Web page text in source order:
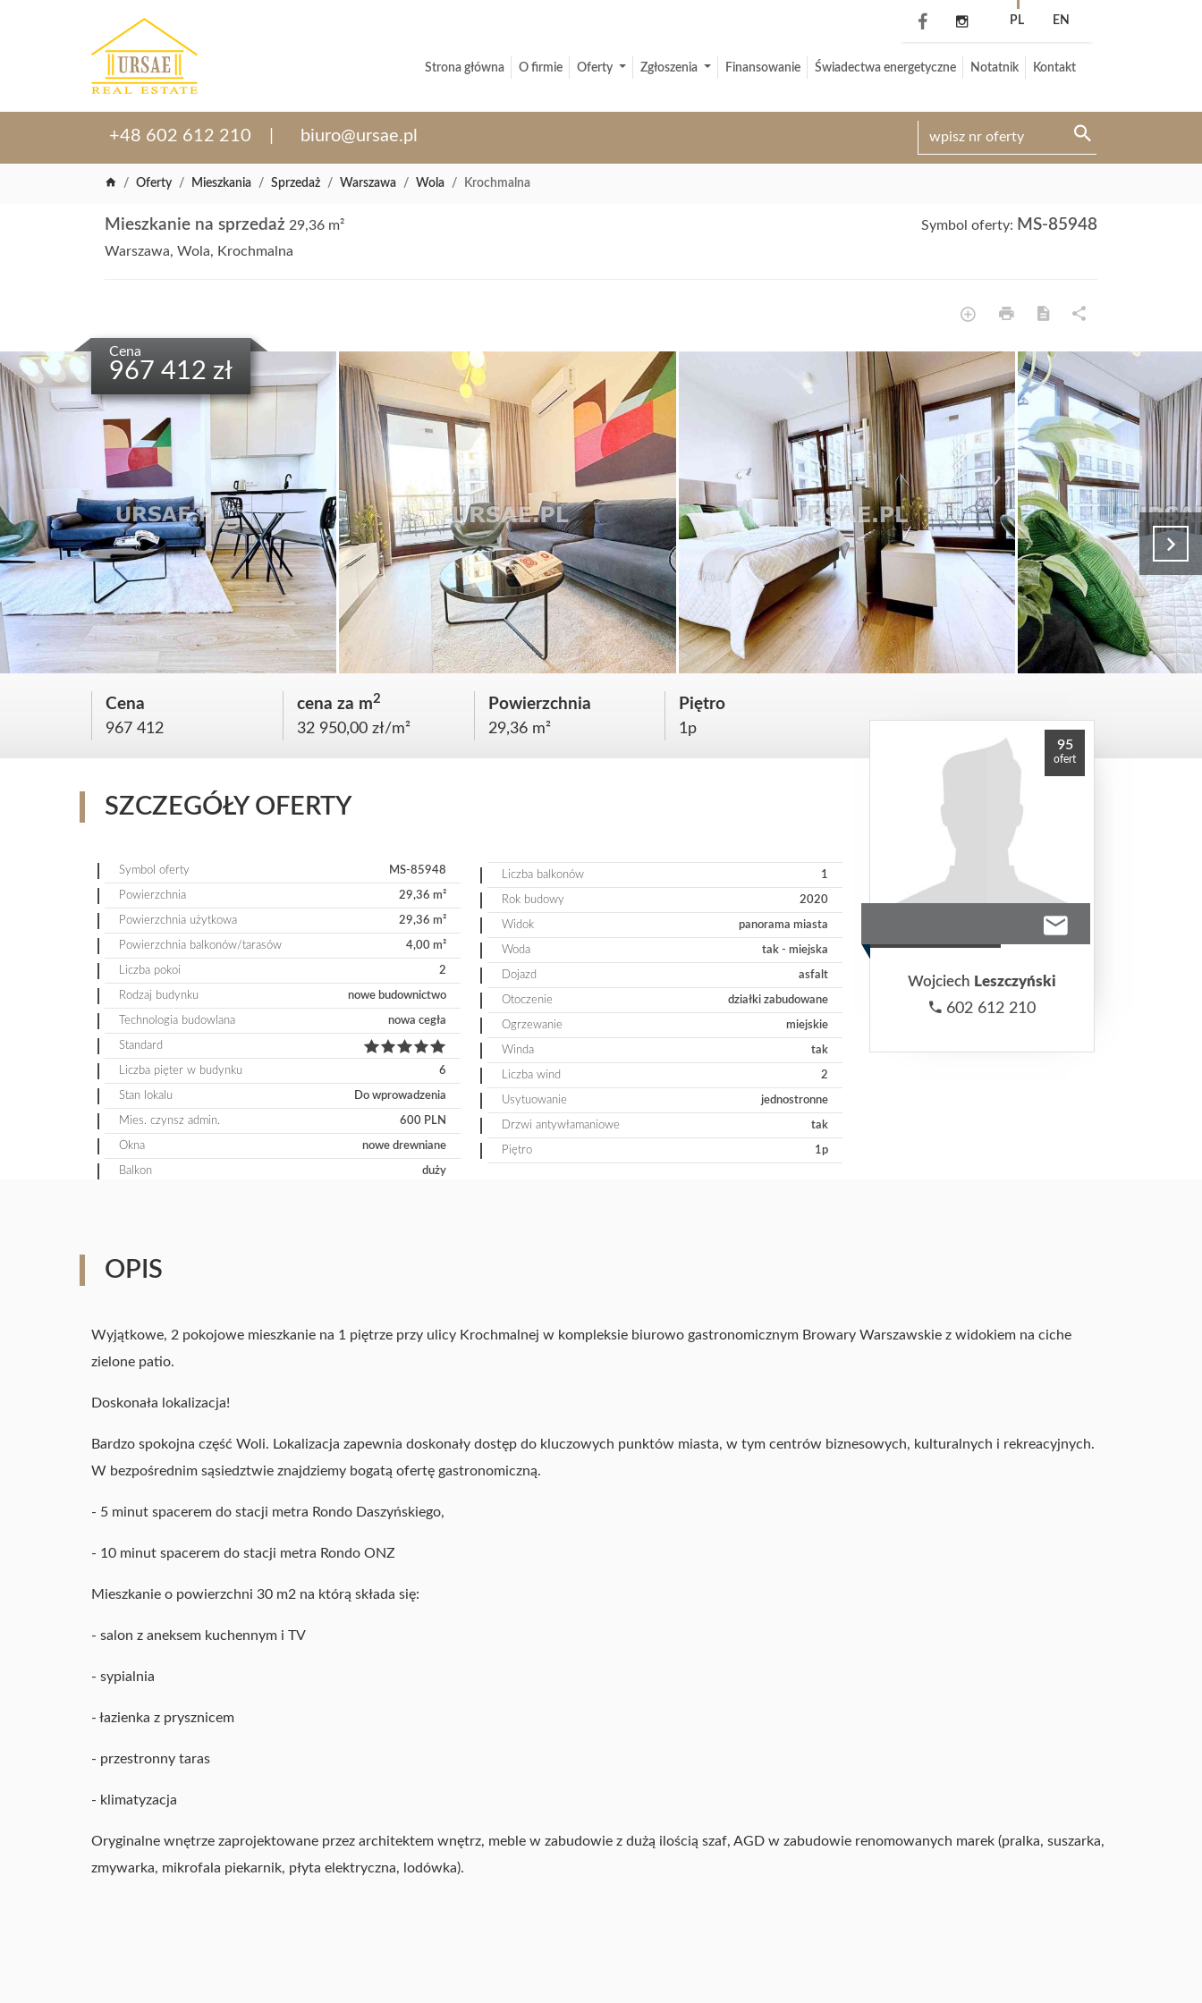
PL EN
Strona główna O firmie Oferty Zgłoszenia Finansowanie Świadectwa energetyczne Notatnik Kontakt
+48 602 612 210 biuro@ursae.pl
Oferty Mieszkania Sprzedaż Warszawa Wola Krochmalna
Mieszkanie na sprzedaż 29,36 m²
Warszawa, Wola, Krochmalna
Symbol oferty: MS-85948
Cena
967 412 zł
Cena
967 412
cena za m2
32 950,00 zł/m²
Powierzchnia
29,36 m²
Piętro
1p
SZCZEGÓŁY OFERTY
Symbol oferty MS-85948
Powierzchnia 29,36 m²
Powierzchnia użytkowa 29,36 m²
Powierzchnia balkonów/tarasów 4,00 m²
Liczba pokoi 2
Rodzaj budynku nowe budownictwo
Technologia budowlana nowa cegła
Standard
Liczba pięter w budynku 6
Stan lokalu Do wprowadzenia
Mies. czynsz admin. 600 PLN
Okna nowe drewniane
Balkon duży
Liczba balkonów 1
Rok budowy 2020
Widok panorama miasta
Woda tak - miejska
Dojazd asfalt
Otoczenie działki zabudowane
Ogrzewanie miejskie
Winda tak
Liczba wind 2
Usytuowanie jednostronne
Drzwi antywłamaniowe tak
Piętro 1p
95
ofert
Wojciech Leszczyński
602 612 210
OPIS
Wyjątkowe, 2 pokojowe mieszkanie na 1 piętrze przy ulicy Krochmalnej w kompleksie biurowo gastronomicznym Browary Warszawskie z widokiem na ciche
zielone patio.
Doskonała lokalizacja!
Bardzo spokojna część Woli. Lokalizacja zapewnia doskonały dostęp do kluczowych punktów miasta, w tym centrów biznesowych, kulturalnych i rekreacyjnych.
W bezpośrednim sąsiedztwie znajdziemy bogatą ofertę gastronomiczną.
- 5 minut spacerem do stacji metra Rondo Daszyńskiego,
- 10 minut spacerem do stacji metra Rondo ONZ
Mieszkanie o powierzchni 30 m2 na którą składa się:
- salon z aneksem kuchennym i TV
- sypialnia
- łazienka z prysznicem
- przestronny taras
- klimatyzacja
Oryginalne wnętrze zaprojektowane przez architektem wnętrz, meble w zabudowie z dużą ilością szaf, AGD w zabudowie renomowanych marek (pralka, suszarka,
zmywarka, mikrofala piekarnik, płyta elektryczna, lodówka).